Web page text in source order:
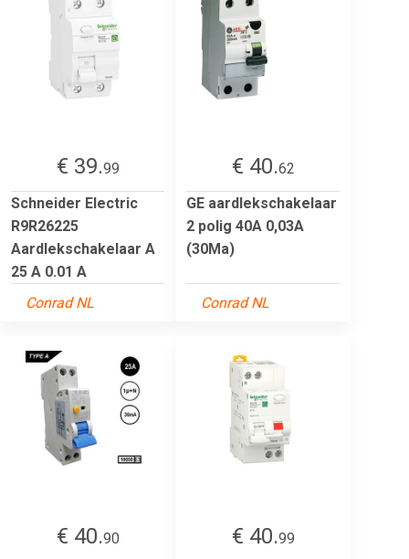
€ 39.99
Schneider Electric
R9R26225
Aardlekschakelaar A
25 A 0.01 A
Conrad NL
€ 40.62
GE aardlekschakelaar
2 polig 40A 0,03A
(30Ma)
Conrad NL
€ 40.90
€ 40.99